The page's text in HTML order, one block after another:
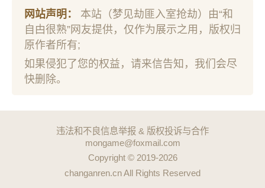
网站声明：
本站（梦见劫匪入室抢劫）由“和
自甴很熟”网友提供，仅作为展示之用，版权归
原作者所有;
如果侵犯了您的权益，请来信告知，我们会尽
快删除。
违法和不良信息举报 & 版权投诉与合作
mongame@foxmail.com
Copyright © 2019-2026
changanren.cn All Rights Reserved